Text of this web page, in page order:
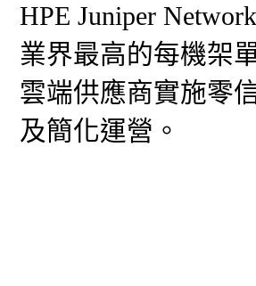
HPE Juniper
業界最高的每機架
雲端供應商實施零
及簡化運營。